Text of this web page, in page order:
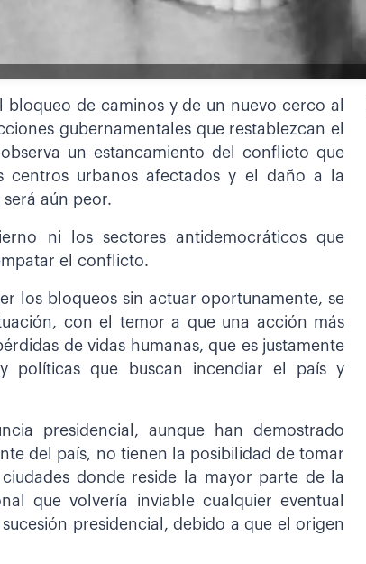
de caminos y de un nuevo cerco al
gubernamentales que restablezcan el
un estancamiento del conflicto que
centros urbanos afectados y el daño a la
aún peor.
ni los sectores antidemocráticos que
el conflicto.
los bloqueos sin actuar oportunamente, se
con el temor a que una acción más
de vidas humanas, que es justamente
políticas que buscan incendiar el país y
presidencial, aunque han demostrado
del país, no tienen la posibilidad de tomar
donde reside la mayor parte de la
que volvería inviable cualquier eventual
presidencial, debido a que el origen